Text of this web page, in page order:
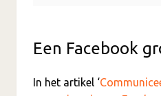
Een Facebook
In het artikel ‘